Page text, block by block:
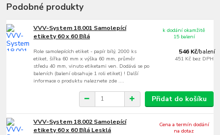
Podobné produkty
VVV-System 18.001 Samolepící
etikety 60 x 60 Bílá
Role samolepících etiket - papír bílý, 2000 ks
etiket, šířka 60 mm x výška 60 mm, průměr
středu 40 mm, vinuto etiketami ven. Dodává se po
baleních (balení obsahuje 1 roli etiket) ! Další
informace o produktu naleznete zde ....
546 Kč/balení
451 Kč bez DPH
k dodání okamžitě
15 balení
Přidat do košíku
VVV-System 18.002 Samolepící
etikety 60 x 60 Bílá Lesklá
Cena a termín dodání
na dotaz